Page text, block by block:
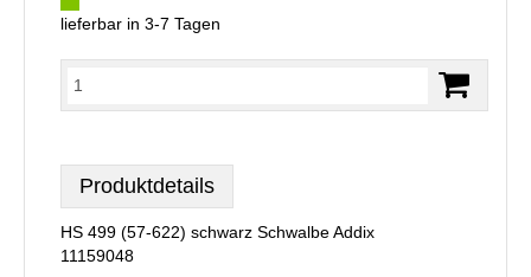
lieferbar in 3-7 Tagen
Produktdetails
HS 499 (57-622) schwarz Schwalbe Addix
11159048